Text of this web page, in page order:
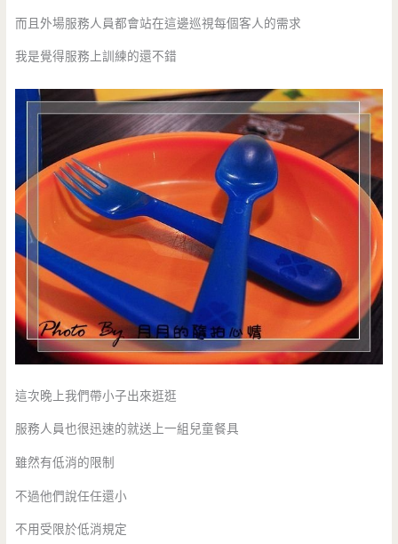
而且外場服務人員都會站在這邊巡視每個客人的需求
我是覺得服務上訓練的還不錯
這次晚上我們帶小子出來逛逛
服務人員也很迅速的就送上一組兒童餐具
雖然有低消的限制
不過他們說任任還小
不用受限於低消規定